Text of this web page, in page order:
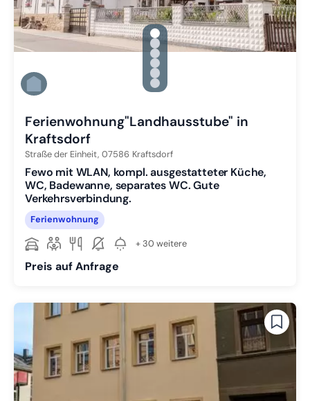
gallery.slide_selector
Zu Slide 1 wechseln
Zu Slide 2 wechseln
Zu Slide 3 wechseln
Zu Slide 4 wechseln
Zu Slide 5 wechseln
Zu Slide 6 wechseln
Ferienwohnung"Landhausstube" in
Kraftsdorf
Straße der Einheit, 07586 Kraftsdorf
Fewo mit WLAN, kompl. ausgestatteter Küche,
WC, Badewanne, separates WC. Gute
Verkehrsverbindung.
Ferienwohnung
+ 30 weitere
Preis auf Anfrage